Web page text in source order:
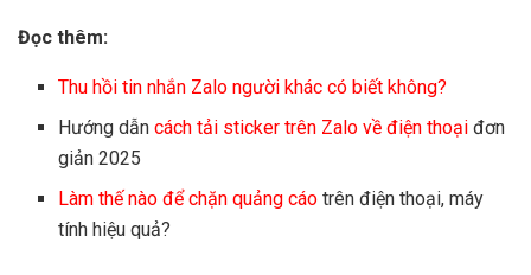
Đọc thêm:
Thu hồi tin nhắn Zalo người khác có biết không?
Hướng dẫn cách tải sticker trên Zalo về điện thoại đơn
giản 2025
Làm thế nào để chặn quảng cáo trên điện thoại, máy
tính hiệu quả?